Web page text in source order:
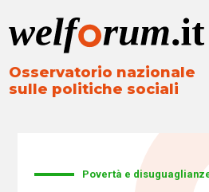
Osservatorio nazionale
sulle politiche sociali
Povertà e